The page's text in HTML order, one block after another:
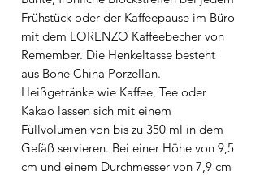
Frühstück oder der Kaffeepause im Büro
mit dem LORENZO Kaffeebecher von
Remember. Die Henkeltasse besteht
aus Bone China Porzellan.
Heißgetränke wie Kaffee, Tee oder
Kakao lassen sich mit einem
Füllvolumen von bis zu 350 ml in dem
Gefäß servieren. Bei einer Höhe von 9,5
cm und einem Durchmesser von 7,9 cm